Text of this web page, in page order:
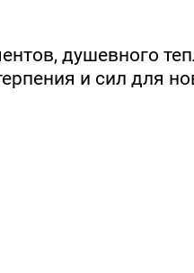
душевного
и сил для